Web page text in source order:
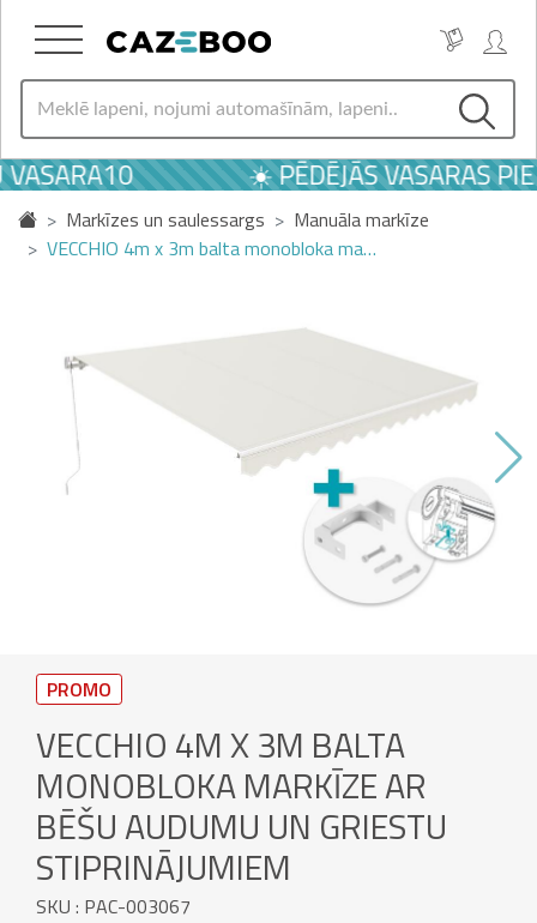
☀️ PĒDĒJĀS VASARAS
Markīzes un saulessargs
Manuāla markīze
VECCHIO 4m x 3m balta monobloka ma…
PROMO
VECCHIO 4M X 3M BALTA
MONOBLOKA MARKĪZE AR
BĒŠU AUDUMU UN GRIESTU
STIPRINĀJUMIEM
SKU : PAC-003067